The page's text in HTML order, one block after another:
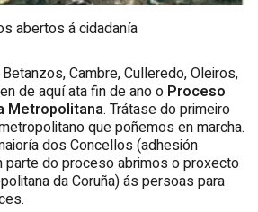
abertos á cidadanía
Cambre, Culleredo, Oleiros,
de aquí ata fin de ano o Proceso
Metropolitana. Trátase do primeiro
que poñemos en marcha.
dos Concellos (adhesión
parte do proceso abrimos o proxecto
da Coruña) ás persoas para